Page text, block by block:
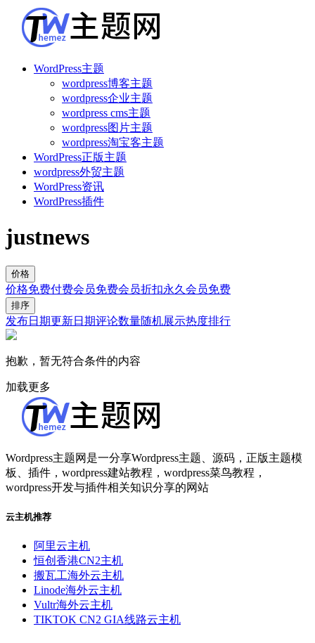
WordPress主题
wordpress博客主题
wordpress企业主题
wordpress cms主题
wordpress图片主题
wordpress淘宝客主题
WordPress正版主题
wordpress外贸主题
WordPress资讯
WordPress插件
justnews
价格
价格免费付费会员免费会员折扣永久会员免费
排序
发布日期更新日期评论数量随机展示热度排行
抱歉，暂无符合条件的内容
加载更多
Wordpress主题网是一分享Wordpress主题、源码，正版主题模
板、插件，wordpress建站教程，wordpress菜鸟教程，
wordpress开发与插件相关知识分享的网站
云主机推荐
阿里云主机
恒创香港CN2主机
搬瓦工海外云主机
Linode海外云主机
Vultr海外云主机
TIKTOK CN2 GIA线路云主机